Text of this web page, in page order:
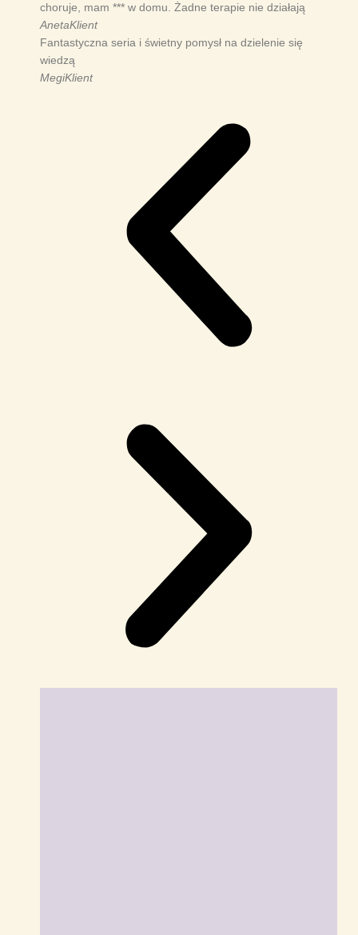
choruje, mam *** w domu. Żadne terapie nie działają
AnetaKlient
Fantastyczna seria i świetny pomysł na dzielenie się
wiedzą
MegiKlient